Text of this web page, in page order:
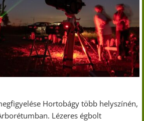
Hortobágy több helyszínén,
Lézeres égbolt